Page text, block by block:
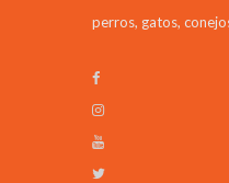
perros, gatos,